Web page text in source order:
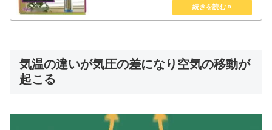
気温の違いが気圧の差になり空気の移動が
起こる